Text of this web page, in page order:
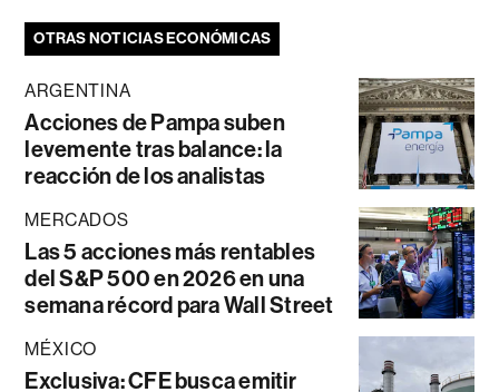
OTRAS NOTICIAS ECONÓMICAS
ARGENTINA
Acciones de Pampa suben
levemente tras balance: la
reacción de los analistas
MERCADOS
Las 5 acciones más rentables
del S&P 500 en 2026 en una
semana récord para Wall Street
MÉXICO
Exclusiva: CFE busca emitir